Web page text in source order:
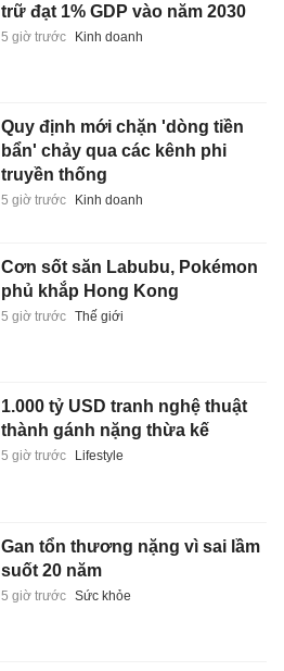
trữ đạt 1% GDP vào năm 2030
5 giờ trước Kinh doanh
Quy định mới chặn 'dòng tiền
bẩn' chảy qua các kênh phi
truyền thống
5 giờ trước Kinh doanh
Cơn sốt săn Labubu, Pokémon
phủ khắp Hong Kong
5 giờ trước Thế giới
1.000 tỷ USD tranh nghệ thuật
thành gánh nặng thừa kế
5 giờ trước Lifestyle
Gan tổn thương nặng vì sai lầm
suốt 20 năm
5 giờ trước Sức khỏe